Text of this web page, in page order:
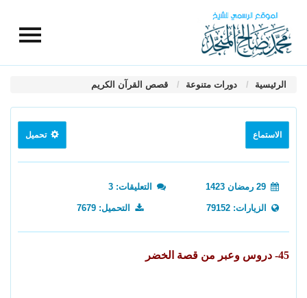
الرئيسية دورات متنوعة قصص القرآن الكريم
الاستماع تحميل
التعليقات: 3
الزيارات: 79152 التحميل: 7679
45- دروس وعبر من قصة الخضر